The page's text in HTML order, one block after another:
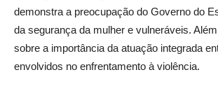
demonstra a preocupação do Governo do
da segurança da mulher e vulneráveis.
sobre a importância da atuação integrada
envolvidos no enfrentamento à violência.